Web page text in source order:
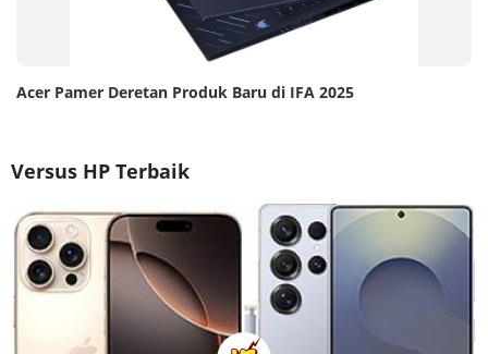
Acer Pamer Deretan Produk Baru di IFA 2025
Versus HP Terbaik